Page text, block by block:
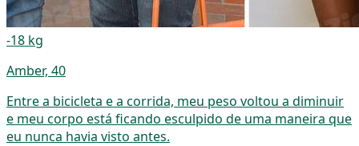
-18 kg
Amber, 40
Entre a bicicleta e a corrida, meu peso voltou a diminuir
e meu corpo está ficando esculpido de uma maneira que
eu nunca havia visto antes.